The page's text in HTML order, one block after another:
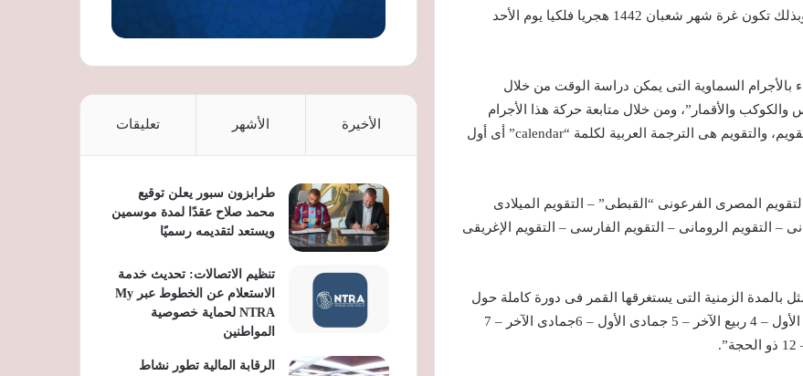
طهران بإيران التي يغرب فيها الهلال مع غروب الشمس، وبذلك تكون غرة شهر شعبان 1442 هجريا فلكيا يوم الأحد
السماوية التى يمكن دراسة الوقت من خلال
والأقمار”، ومن خلال متابعة حركة هذا الأجرام
وحسابها اتخذ الإنسان منذ القدم هذه الحسابات لتحديد التقويم، والتقويم هى الترجمة العربية لكلمة “calendar” أى أول
المصرى الفرعونى “القبطى” – التقويم الميلادى
– التقويم الرومانى – التقويم الفارسى – التقويم الإغريقى
بالمدة الزمنية التى يستغرقها القمر فى دورة كاملة حول
الأرض والأشهر الهجرية هى ” 1 المحرم – 2 صفر – 3 ربيع الأول – 4 ربيع الآخر – 5 جمادى الأول – 6جمادى الآخر – 7
الأخيرة الأشهر تعليقات
طرابزون سبور يعلن توقيع
محمد صلاح عقدًا لمدة موسمين
ويستعد لتقديمه رسميًا
تنظيم الاتصالات: تحديث خدمة
الاستعلام عن الخطوط عبر My
NTRA لحماية خصوصية
المواطنين
الرقابة المالية تطور نشاط